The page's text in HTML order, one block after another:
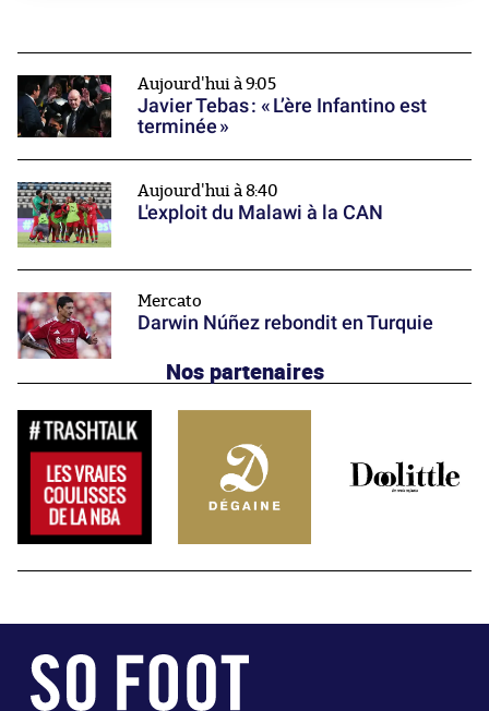
Aujourd'hui à 9:05
Javier Tebas : « L’ère Infantino est
terminée »
Aujourd'hui à 8:40
L'exploit du Malawi à la CAN
Mercato
Darwin Núñez rebondit en Turquie
Nos partenaires